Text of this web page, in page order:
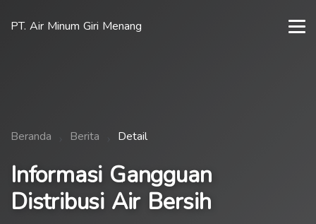
PT. Air Minum Giri Menang
Beranda Berita Detail
Informasi Gangguan
Distribusi Air Bersih